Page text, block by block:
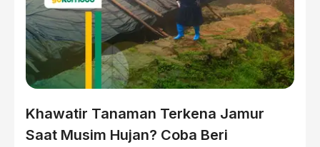
Khawatir Tanaman Terkena Jamur
Saat Musim Hujan? Coba Beri